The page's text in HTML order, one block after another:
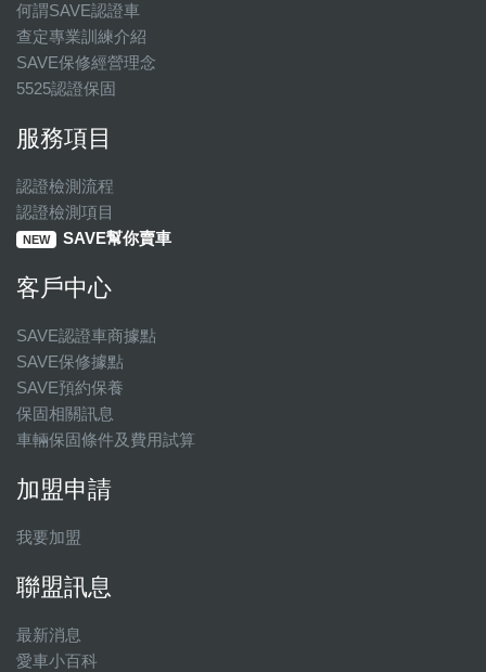
何謂SAVE認證車
查定專業訓練介紹
SAVE保修經營理念
5525認證保固
服務項目
認證檢測流程
認證檢測項目
NEW SAVE幫你賣車
客戶中心
SAVE認證車商據點
SAVE保修據點
SAVE預約保養
保固相關訊息
車輛保固條件及費用試算
加盟申請
我要加盟
聯盟訊息
最新消息
愛車小百科